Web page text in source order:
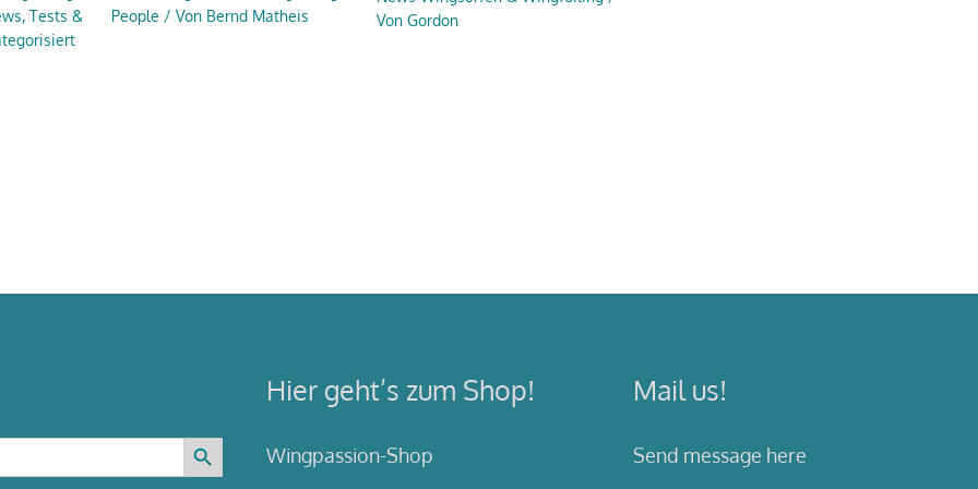
, Tests &
People / Von Bernd Matheis
VonGordon
Search Button
Hier geht’s zum Shop!
Wingpassion-Shop
Mail us!
Send message here